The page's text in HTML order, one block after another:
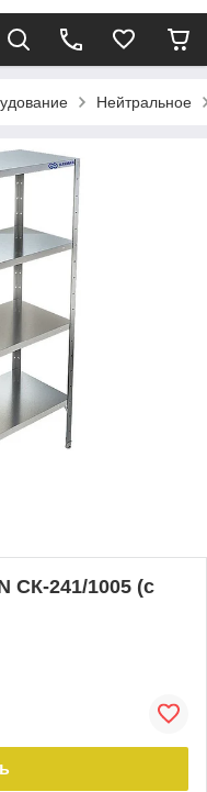
Нейтральное
СК-241/1005 (с